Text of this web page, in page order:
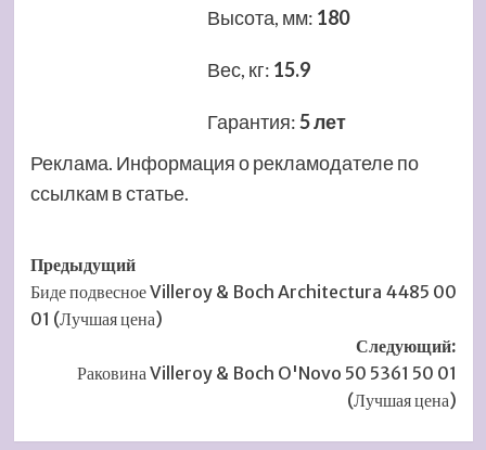
Высота, мм: 180
Вес, кг: 15.9
Гарантия:5 лет
Реклама. Информация о рекламодателе по
ссылкам в статье.
Навигация
записи
Предыдущий
Биде подвесное Villeroy & Boch Architectura 4485 00
01 (Лучшая цена)
Следующий:
Раковина Villeroy & Boch O'Novo 50 5361 50 01
(Лучшая цена)